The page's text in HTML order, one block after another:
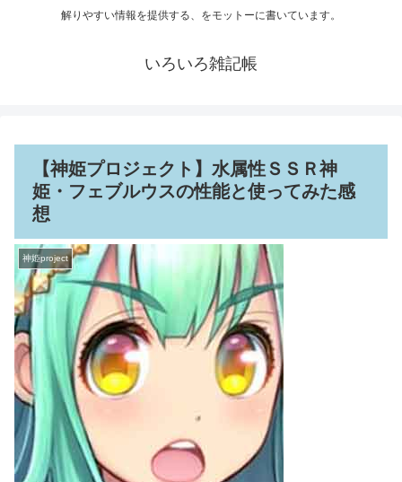
解りやすい情報を提供する、をモットーに書いています。
いろいろ雑記帳
【神姫プロジェクト】水属性ＳＳＲ神
姫・フェブルウスの性能と使ってみた感
想
神姫project